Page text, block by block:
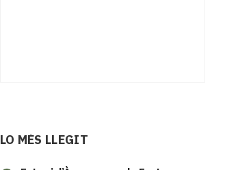
LO MÉS LLEGIT